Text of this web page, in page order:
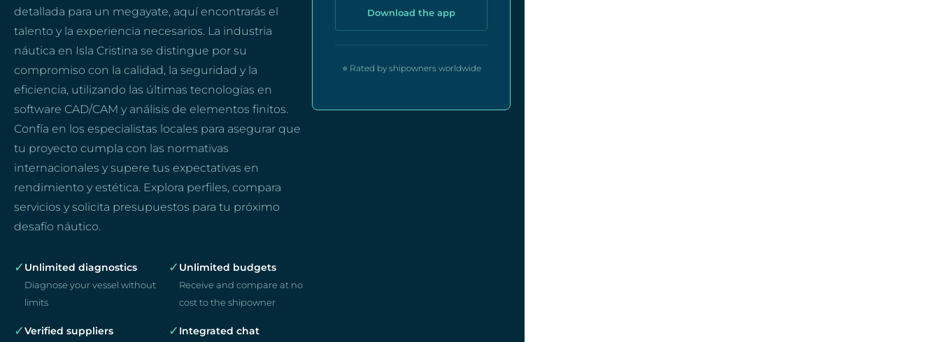
detallada para un megayate, aquí encontrarás el
talento y la experiencia necesarios. La industria
náutica en Isla Cristina se distingue por su
compromiso con la calidad, la seguridad y la
eficiencia, utilizando las últimas tecnologías en
software CAD/CAM y análisis de elementos finitos.
Confía en los especialistas locales para asegurar que
tu proyecto cumpla con las normativas
internacionales y supere tus expectativas en
rendimiento y estética. Explora perfiles, compara
servicios y solicita presupuestos para tu próximo
desafío náutico.
✓ Unlimited diagnostics
Diagnose your vessel without
limits
✓ Unlimited budgets
Receive and compare at no
cost to the shipowner
✓Verified suppliers ✓ Integrated chat
Download the app
⭐ Rated by shipowners worldwide